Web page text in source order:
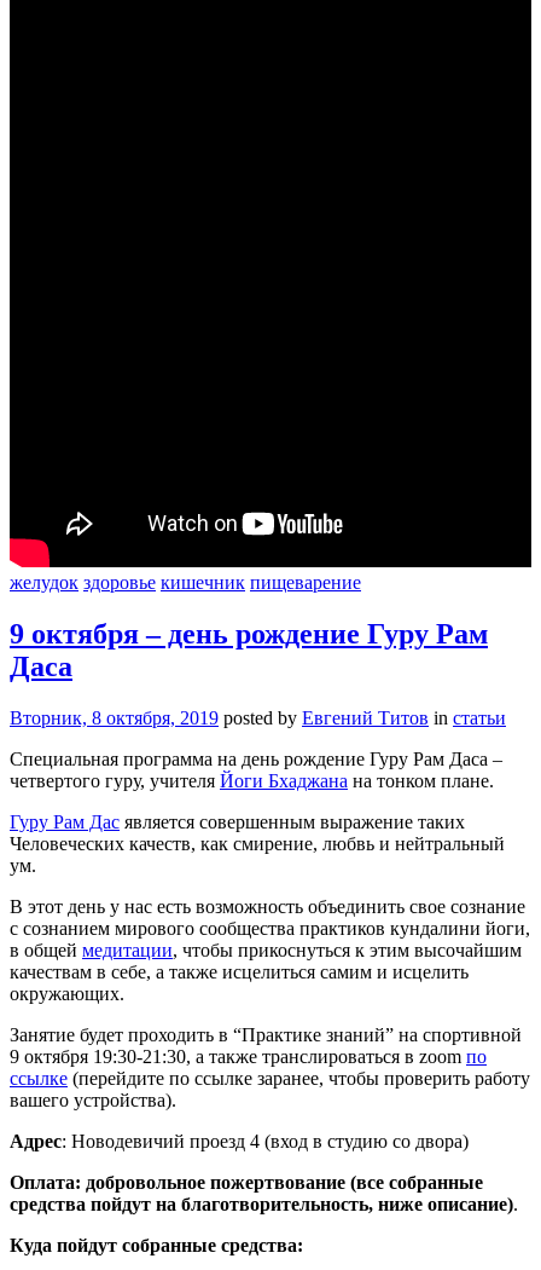
желудок здоровье кишечник пищеварение
9 октября – день рождение Гуру Рам
Даса
Вторник, 8 октября, 2019 posted by Евгений Титов in статьи
Специальная программа на день рождение Гуру Рам Даса –
четвертого гуру, учителя Йоги Бхаджана на тонком плане.
Гуру Рам Дас является совершенным выражение таких
Человеческих качеств, как смирение, любвь и нейтральный
ум.
В этот день у нас есть возможность объединить свое сознание
с сознанием мирового сообщества практиков кундалини йоги,
в общей медитации, чтобы прикоснуться к этим высочайшим
качествам в себе, а также исцелиться самим и исцелить
окружающих.
Занятие будет проходить в “Практике знаний” на спортивной
9 октября 19:30-21:30, а также транслироваться в zoom по
ссылке (перейдите по ссылке заранее, чтобы проверить работу
вашего устройства).
Адрес: Новодевичий проезд 4 (вход в студию со двора)
Оплата: добровольное пожертвование (все собранные
средства пойдут на благотворительность, ниже описание).
Куда пойдут собранные средства: